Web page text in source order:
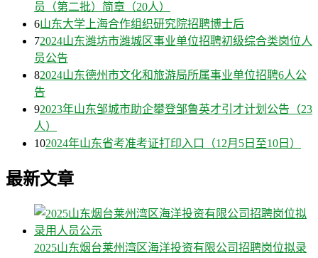
员（第二批）简章（20人）
6山东大学上海合作组织研究院招聘博士后
72024山东潍坊市潍城区事业单位招聘初级综合类岗位人
员公告
82024山东德州市文化和旅游局所属事业单位招聘6人公
告
92023年山东邹城市助企攀登邹鲁英才引才计划公告（23
人）
102024年山东省考准考证打印入口（12月5日至10日）
最新文章
2025山东烟台莱州湾区海洋投资有限公司招聘岗位拟录